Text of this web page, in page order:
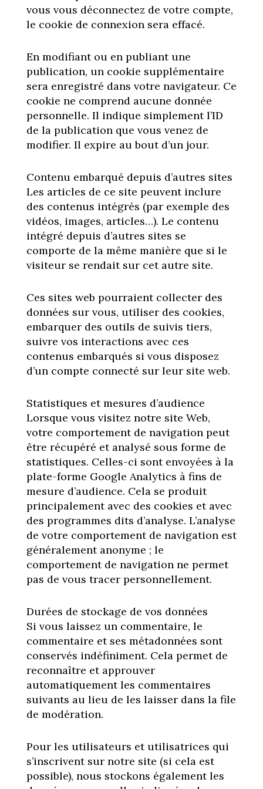
vous vous déconnectez de votre compte,
le cookie de connexion sera effacé.
En modifiant ou en publiant une
publication, un cookie supplémentaire
sera enregistré dans votre navigateur. Ce
cookie ne comprend aucune donnée
personnelle. Il indique simplement l’ID
de la publication que vous venez de
modifier. Il expire au bout d’un jour.
Contenu embarqué depuis d’autres sites
Les articles de ce site peuvent inclure
des contenus intégrés (par exemple des
vidéos, images, articles…). Le contenu
intégré depuis d’autres sites se
comporte de la même manière que si le
visiteur se rendait sur cet autre site.
Ces sites web pourraient collecter des
données sur vous, utiliser des cookies,
embarquer des outils de suivis tiers,
suivre vos interactions avec ces
contenus embarqués si vous disposez
d’un compte connecté sur leur site web.
Statistiques et mesures d’audience
Lorsque vous visitez notre site Web,
votre comportement de navigation peut
être récupéré et analysé sous forme de
statistiques. Celles-ci sont envoyées à la
plate-forme Google Analytics à fins de
mesure d’audience. Cela se produit
principalement avec des cookies et avec
des programmes dits d’analyse. L’analyse
de votre comportement de navigation est
généralement anonyme ; le
comportement de navigation ne permet
pas de vous tracer personnellement.
Durées de stockage de vos données
Si vous laissez un commentaire, le
commentaire et ses métadonnées sont
conservés indéfiniment. Cela permet de
reconnaître et approuver
automatiquement les commentaires
suivants au lieu de les laisser dans la file
de modération.
Pour les utilisateurs et utilisatrices qui
s’inscrivent sur notre site (si cela est
possible), nous stockons également les